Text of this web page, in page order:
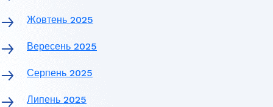
Жовтень 2025
Вересень 2025
Серпень 2025
Липень 2025